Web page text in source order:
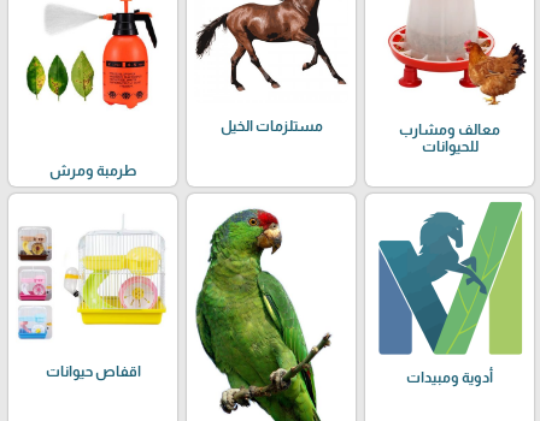
معالف ومشارب
للحيوانات
مستلزمات الخيل
طرمبة ومرش
أدوية ومبيدات اقفاص حيوانات